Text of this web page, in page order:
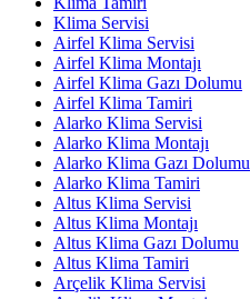
Klima Servisi
Airfel Klima Servisi
Airfel Klima Montajı
Airfel Klima Gazı Dolumu
Airfel Klima Tamiri
Alarko Klima Servisi
Alarko Klima Montajı
Alarko Klima Gazı Dolumu
Alarko Klima Tamiri
Altus Klima Servisi
Altus Klima Montajı
Altus Klima Gazı Dolumu
Altus Klima Tamiri
Arçelik Klima Servisi